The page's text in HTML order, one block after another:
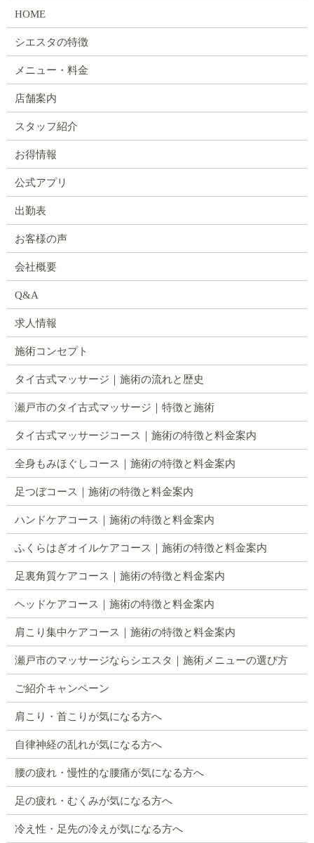
HOME
シエスタの特徴
メニュー・料金
店舗案内
スタッフ紹介
お得情報
公式アプリ
出勤表
お客様の声
会社概要
Q&A
求人情報
施術コンセプト
タイ古式マッサージ｜施術の流れと歴史
瀬戸市のタイ古式マッサージ｜特徴と施術
タイ古式マッサージコース｜施術の特徴と料金案内
全身もみほぐしコース｜施術の特徴と料金案内
足つぼコース｜施術の特徴と料金案内
ハンドケアコース｜施術の特徴と料金案内
ふくらはぎオイルケアコース｜施術の特徴と料金案内
足裏角質ケアコース｜施術の特徴と料金案内
ヘッドケアコース｜施術の特徴と料金案内
肩こり集中ケアコース｜施術の特徴と料金案内
瀬戸市のマッサージならシエスタ｜施術メニューの選び方
ご紹介キャンペーン
肩こり・首こりが気になる方へ
自律神経の乱れが気になる方へ
腰の疲れ・慢性的な腰痛が気になる方へ
足の疲れ・むくみが気になる方へ
冷え性・足先の冷えが気になる方へ